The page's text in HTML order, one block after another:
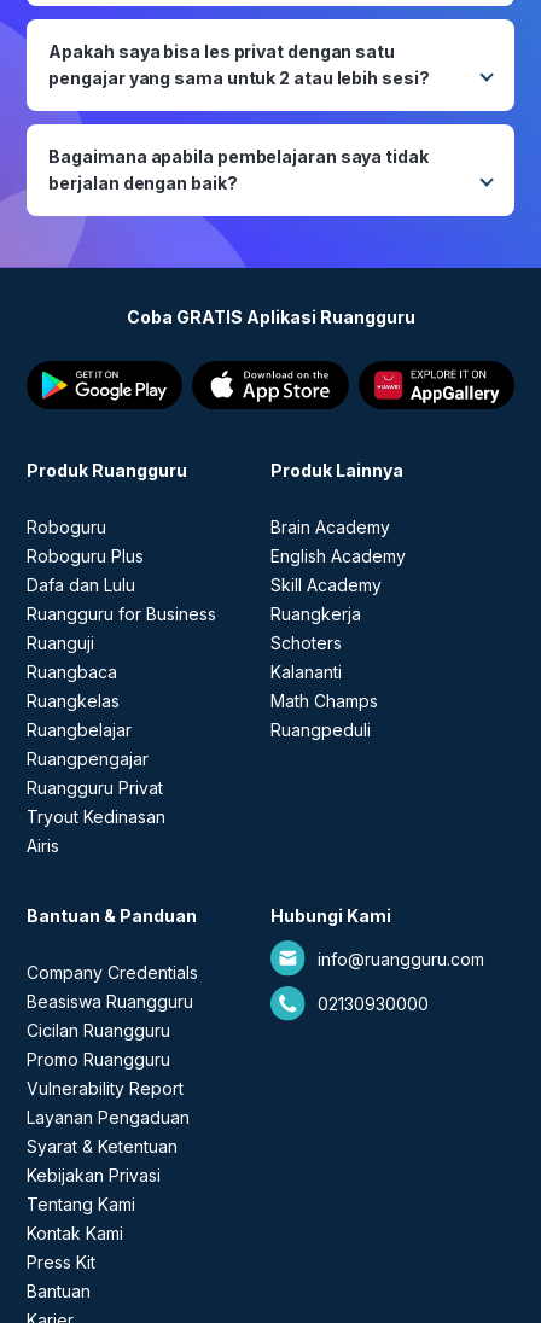
Bisa. Kamu dapat memilih lebih dari satu mata
pelajaran apabila mata pelajaran yang dipilih
masih dalam satu kurikulum yang sama.
Apakah saya bisa les privat dengan satu
pengajar yang sama untuk 2 atau lebih sesi?
Bisa. Kamu dapat memilih pengajar yang sama
sesuai ketersediaan jadwal pengajar yang
bersangkutan.
Bagaimana apabila pembelajaran saya tidak
berjalan dengan baik?
Kamu memiliki kesempatan untuk mengajukan
pergantian guru sesuai kebijakan yang berlaku.
Coba GRATIS Aplikasi Ruangguru
Produk Ruangguru
Roboguru
Roboguru Plus
Dafa dan Lulu
Ruangguru for Business
Ruanguji
Ruangbaca
Ruangkelas
Ruangbelajar
Ruangpengajar
Ruangguru Privat
Tryout Kedinasan
Airis
Produk Lainnya
Brain Academy
English Academy
Skill Academy
Ruangkerja
Schoters
Kalananti
Math Champs
Ruangpeduli
Bantuan & Panduan
Company Credentials
Beasiswa Ruangguru
Cicilan Ruangguru
Promo Ruangguru
Vulnerability Report
Layanan Pengaduan
Syarat & Ketentuan
Kebijakan Privasi
Tentang Kami
Kontak Kami
Press Kit
Bantuan
Hubungi Kami
info@ruangguru.com
02130930000